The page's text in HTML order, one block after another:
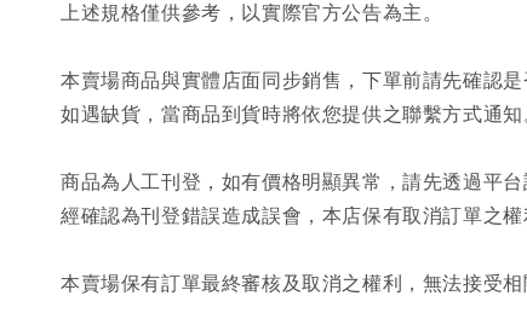
上述規格僅供參考，以實際官方公告為主。
本賣場商品與實體店面同步銷售，下單前請先確認是
如遇缺貨，當商品到貨時將依您提供之聯繫方式通知
商品為人工刊登，如有價格明顯異常，請先透過平台
經確認為刊登錯誤造成誤會，本店保有取消訂單之權
本賣場保有訂單最終審核及取消之權利，無法接受相